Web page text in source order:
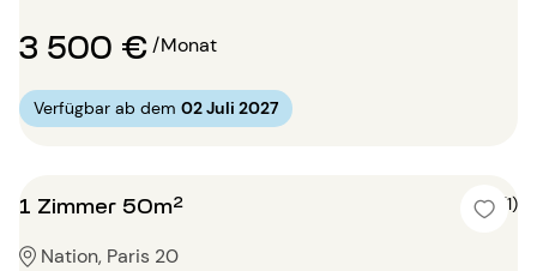
3 500 €/Monat
Verfügbar ab dem 02 Juli 2027
1 Zimmer 50m² 5 (1)
Nation, Paris 20